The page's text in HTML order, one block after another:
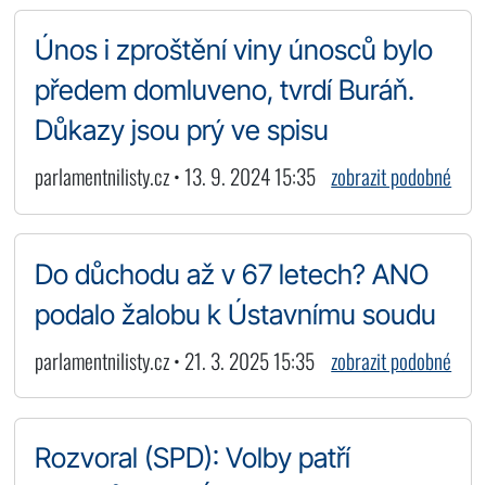
Únos i zproštění viny únosců bylo
předem domluveno, tvrdí Buráň.
Důkazy jsou prý ve spisu
parlamentnilisty.cz • 13. 9. 2024 15:35 zobrazit podobné
Do důchodu až v 67 letech? ANO
podalo žalobu k Ústavnímu soudu
parlamentnilisty.cz • 21. 3. 2025 15:35 zobrazit podobné
Rozvoral (SPD): Volby patří